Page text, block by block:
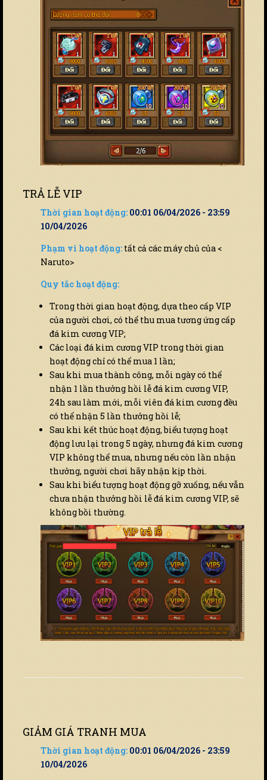
TRẢ LỄ VIP
Thời gian hoạt động: 00:01 06/04/2026 - 23:59
10/04/2026
Phạm vi hoạt động: tất cả các máy chủ của <
Naruto>
Quy tắc hoạt động:
Trong thời gian hoạt động, dựa theo cấp VIP
của người chơi, có thể thu mua tương ứng cấp
đá kim cương VIP;
Các loại đá kim cương VIP trong thời gian
hoạt động chỉ có thể mua 1 lần;
Sau khi mua thành công, mỗi ngày có thể
nhận 1 lần thưởng hồi lễ đá kim cương VIP,
24h sau làm mới, mỗi viên đá kim cương đều
có thể nhận 5 lần thưởng hồi lễ;
Sau khi kết thúc hoạt động, biểu tượng hoạt
động lưu lại trong 5 ngày, nhưng đá kim cương
VIP không thể mua, nhưng nếu còn lần nhận
thưởng, người chơi hãy nhận kịp thời.
Sau khi biểu tượng hoạt động gỡ xuống, nếu vẫn
chưa nhận thưởng hồi lễ đá kim cương VIP, sẽ
không bồi thường.
GIẢM GIÁ TRANH MUA
Thời gian hoạt động: 00:01 06/04/2026 - 23:59
10/04/2026